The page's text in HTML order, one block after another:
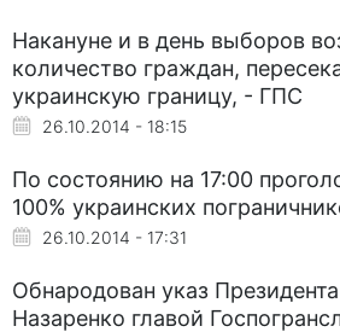
Накануне и в день выборов
количество граждан,
украинскую границу, - ГПС
26.10.2014 - 18:15
По состоянию на 17:00
100% украинских
26.10.2014 - 17:31
Обнародован указ
Назаренко главой